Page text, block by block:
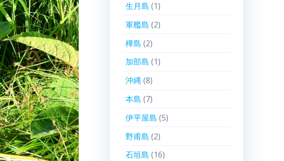
生月島 (1)
軍艦島 (2)
樺島 (2)
加部島 (1)
沖縄(8)
本島 (7)
伊平屋島 (5)
野甫島 (2)
石垣島 (16)